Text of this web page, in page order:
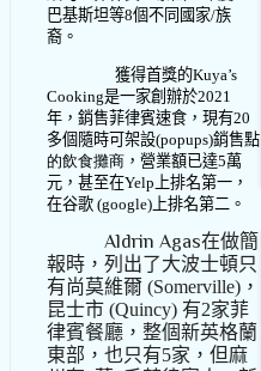
巴基斯坦等8個不同國家/族
裔。
獲得首獎的Kuya’s
Cooking是一家創辦於2021
年，銷售菲律賓速食，現有20
多個隨時可架設(popups)銷售點
的飲食攤商 ，營業額已達5萬
元，甚至在Yelp 上排名第一，
在谷歌 (google) 上排名第二。
Aldrin Agas在做簡
報時，列出了大波士頓只
有尚莫維爾 (Somerville) ，
昆士市 (Quincy) 有2家菲
律賓餐廳，整個新英格蘭
東部，也只有5家，但麻